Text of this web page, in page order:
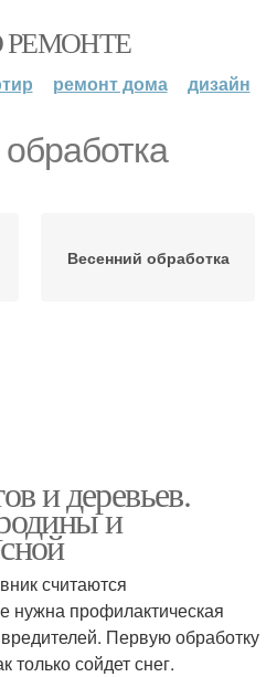
РЕМОНТЕ
ремонт дома дизайн
Весенний обработка
и деревьев.
и
считаются
нужна профилактическая
Первую обработку
только сойдет снег.